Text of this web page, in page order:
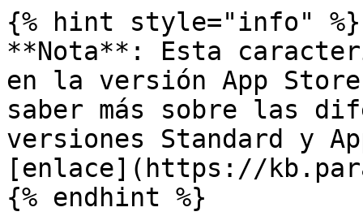
{% hint style="info" %}
**Nota**: Esta
en la versión App
saber más sobre las
versiones Standard y
[enlace](https://
{% endhint %}